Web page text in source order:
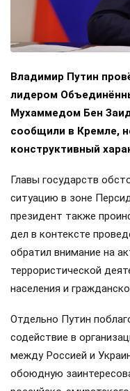
Владимир Путин
лидером
Мухаммедом Бен
сообщили в Кремле,
конструктивный
Главы государств
ситуацию в зоне
президент также
дел в контексте
обратил внимание на
террористической
населения и
Отдельно Путин
содействие в
между Россией и
обоюдную